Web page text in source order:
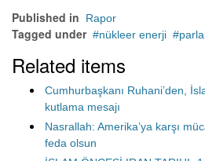
Published in Rapor
Tagged under nükleer enerji
Related items
Cumhurbaşkanı Ruhani’den,
kutlama mesajı
Nasrallah: Amerika’ya karşı
feda olsun